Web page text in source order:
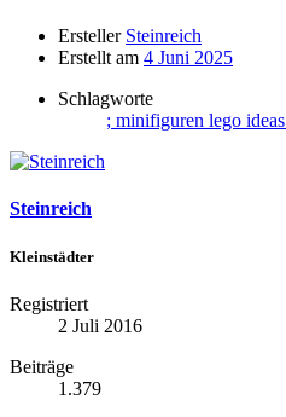
Ersteller Steinreich
Erstellt am 4 Juni 2025
Schlagworte
; minifiguren lego ideas
Steinreich
Kleinstädter
Registriert
2 Juli 2016
Beiträge
1.379